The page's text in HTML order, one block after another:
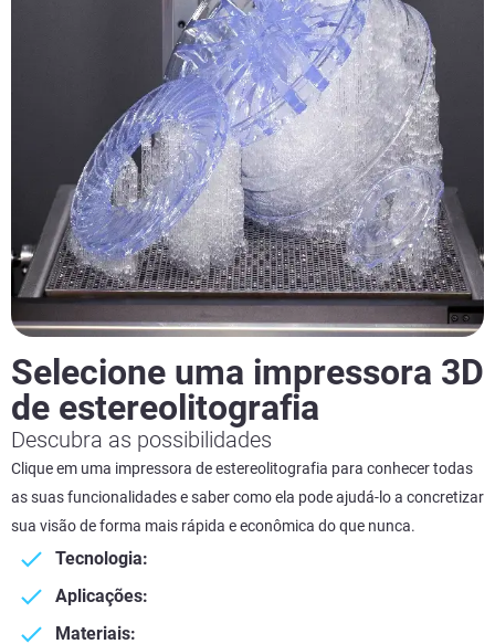
Selecione uma impressora 3D
de estereolitografia
Descubra as possibilidades
Clique em uma impressora de estereolitografia para conhecer todas
as suas funcionalidades e saber como ela pode ajudá-lo a concretizar
sua visão de forma mais rápida e econômica do que nunca.
Tecnologia:
Aplicações:
Materiais: